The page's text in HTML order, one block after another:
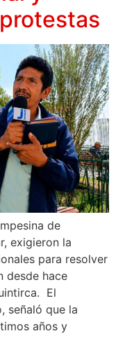
de
exigieron la
para resolver
desde hace
El
señaló que la
años y